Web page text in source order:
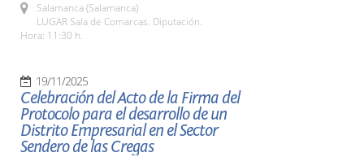
Salamanca (Salamanca)
LUGAR Sala de Comarcas. Diputación.
Hora: 11:30 h.
19/11/2025
Celebración del Acto de la Firma del
Protocolo para el desarrollo de un
Distrito Empresarial en el Sector
Sendero de las Cregas